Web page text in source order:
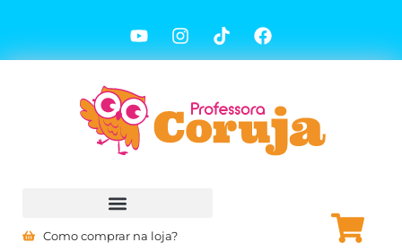
Como comprar na loja?